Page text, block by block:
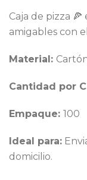
Caja de pizza
amigables con
Material:
Cantidad por
Empaque: 100
Ideal para:
domicilio.